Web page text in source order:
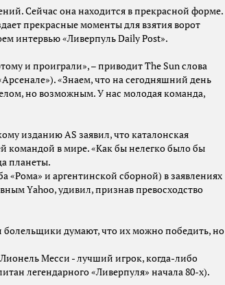
Сейчас она находится в прекрасной форме.
прекрасные моменты для взятия ворот
интервью «Ливерпуль Daily Post».
и проиграли», – приводит The Sun слова
«Знаем, что на сегодняшний день
но возможным. У нас молодая команда,
изданию AS заявил, что каталонская
командой в мире. «Как бы нелегко было бы
планеты.
«Рома» и аргентинской сборной) в заявлениях
Yаhoo, удивил, признав превосходство
думают, что их можно победить, но
Месси - лучший игрок, когда-либо
легендарного «Ливерпуля» начала 80-х).